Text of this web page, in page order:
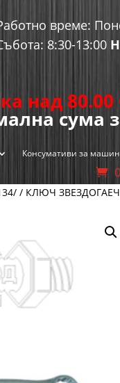
време:
8:30-13:00
над 80.00
сума
Консумативи за
/ КЛЮЧ